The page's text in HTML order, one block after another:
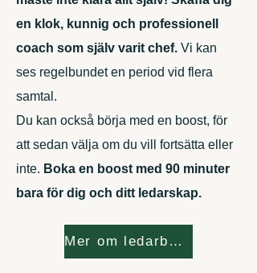
en klok, kunnig och professionell
coach som själv varit chef. Vi kan
ses regelbundet en period vid flera
samtal.
Du kan också börja med en boost, för
att sedan välja om du vill fortsätta eller
inte. Boka en boost med 90 minuter
bara för dig och ditt ledarskap.
Mer om ledarboosten här!